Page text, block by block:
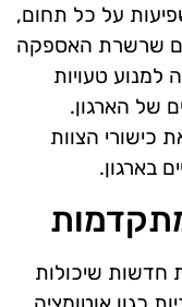
על כל תחום,
שרשרת האספקה
טעויות
של הארגון.
הצוות
בארגון.
חדשות שיכולות